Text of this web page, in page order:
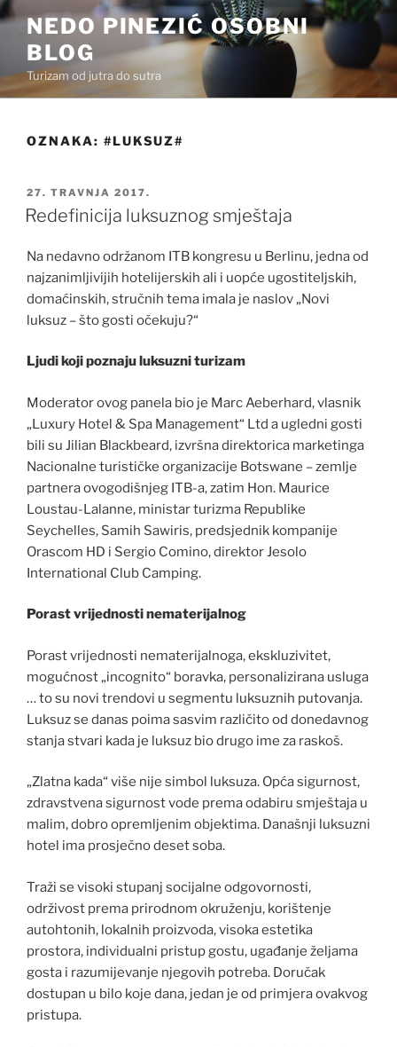
Preskoči
sadržaj
NEDO PINEZIĆ OSOBNI
BLOG
Turizam od jutra do sutra
OZNAKA: #LUKSUZ#
OBJAVLJENO
27. TRAVNJA 2017.
Redefinicija luksuznog smještaja
Na nedavno održanom ITB kongresu u Berlinu, jedna od
najzanimljivijih hotelijerskih ali i uopće ugostiteljskih,
domaćinskih, stručnih tema imala je naslov „Novi
luksuz – što gosti očekuju?“
Ljudi koji poznaju luksuzni turizam
Moderator ovog panela bio je Marc Aeberhard, vlasnik
„Luxury Hotel & Spa Management“ Ltd a ugledni gosti
bili su Jilian Blackbeard, izvršna direktorica marketinga
Nacionalne turističke organizacije Botswane – zemlje
partnera ovogodišnjeg ITB-a, zatim Hon. Maurice
Loustau-Lalanne, ministar turizma Republike
Seychelles, Samih Sawiris, predsjednik kompanije
Orascom HD i Sergio Comino, direktor Jesolo
International Club Camping.
Porast vrijednosti nematerijalnog
Porast vrijednosti nematerijalnoga, ekskluzivitet,
mogućnost „incognito“ boravka, personalizirana usluga
… to su novi trendovi u segmentu luksuznih putovanja.
Luksuz se danas poima sasvim različito od donedavnog
stanja stvari kada je luksuz bio drugo ime za raskoš.
„Zlatna kada“ više nije simbol luksuza. Opća sigurnost,
zdravstvena sigurnost vode prema odabiru smještaja u
malim, dobro opremljenim objektima. Današnji luksuzni
hotel ima prosječno deset soba.
Traži se visoki stupanj socijalne odgovornosti,
održivost prema prirodnom okruženju, korištenje
autohtonih, lokalnih proizvoda, visoka estetika
prostora, individualni pristup gostu, ugađanje željama
gosta i razumijevanje njegovih potreba. Doručak
dostupan u bilo koje dana, jedan je od primjera ovakvog
pristupa.